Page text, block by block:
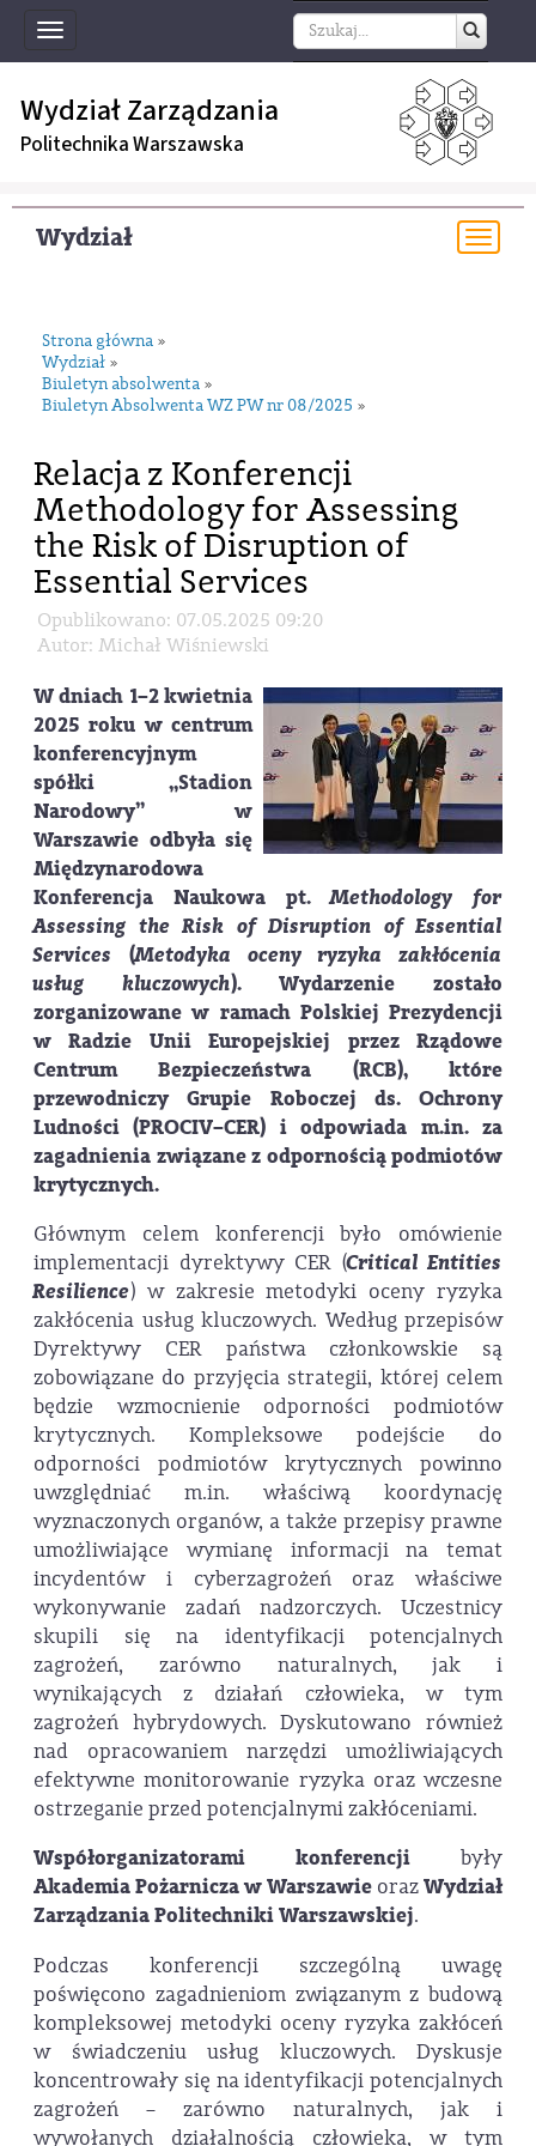
Toggle
navigation
Wydział Zarządzania
Politechnika Warszawska
Wydział
Strona główna »
Wydział »
Biuletyn absolwenta »
Biuletyn Absolwenta WZ PW nr 08/2025 »
Relacja z Konferencji
Methodology for Assessing
the Risk of Disruption of
Essential Services
Opublikowano: 07.05.2025 09:20
Autor: Michał Wiśniewski
W dniach 1–2 kwietnia
2025 roku w centrum
konferencyjnym
spółki „Stadion
Narodowy” w
Warszawie odbyła się
Międzynarodowa
Konferencja Naukowapt.Methodology for
Assessing the Risk of Disruption of Essential
Services (Metodyka oceny ryzyka zakłócenia
usług kluczowych). Wydarzenie zostało
zorganizowane w ramach Polskiej Prezydencji
w Radzie Unii Europejskiej przez Rządowe
Centrum Bezpieczeństwa (RCB), które
przewodniczyGrupie Roboczej ds. Ochrony
Ludności (PROCIV–CER) i odpowiada m.in. za
zagadnienia związane z odpornością podmiotów
krytycznych.
Głównym celem konferencji było omówienie
implementacji dyrektywy CER (Critical Entities
Resilience) w zakresie metodyki oceny ryzyka
zakłócenia usług kluczowych. Według przepisów
Dyrektywy CER państwa członkowskie są
zobowiązane do przyjęcia strategii, której celem
będzie wzmocnienie odporności podmiotów
krytycznych. Kompleksowe podejście do
odporności podmiotów krytycznych powinno
uwzględniać m.in. właściwą koordynację
wyznaczonych organów, a także przepisy prawne
umożliwiające wymianę informacji na temat
incydentów i cyberzagrożeń oraz właściwe
wykonywanie zadań nadzorczych. Uczestnicy
skupili się na identyfikacji potencjalnych
zagrożeń, zarówno naturalnych, jak i
wynikających z działań człowieka, w tym
zagrożeń hybrydowych. Dyskutowano również
nad opracowaniem narzędzi umożliwiających
efektywne monitorowanie ryzyka oraz wczesne
ostrzeganie przed potencjalnymi zakłóceniami.
Współorganizatorami konferencji były
Akademia Pożarnicza w Warszawie orazWydział
Zarządzania Politechniki Warszawskiej.
Podczas konferencji szczególną uwagę
poświęcono zagadnieniom związanym z budową
kompleksowej metodyki oceny ryzyka zakłóceń
w świadczeniu usług kluczowych. Dyskusje
koncentrowały się na identyfikacji potencjalnych
zagrożeń – zarówno naturalnych, jak i
wywołanych działalnością człowieka, w tym